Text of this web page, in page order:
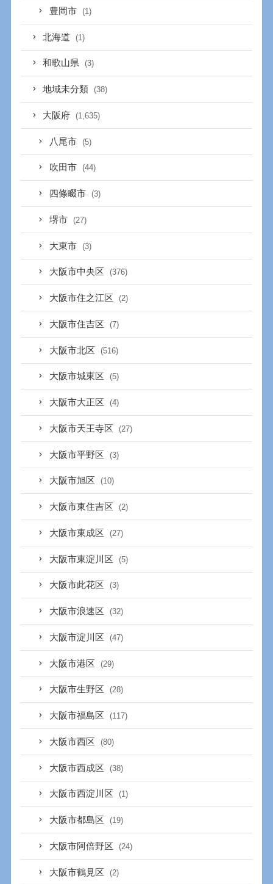
豊岡市 (1)
北海道 (1)
和歌山県 (3)
地域未分類 (38)
大阪府 (1,635)
八尾市 (5)
吹田市 (44)
四條畷市 (3)
堺市 (27)
大東市 (3)
大阪市中央区 (376)
大阪市住之江区 (2)
大阪市住吉区 (7)
大阪市北区 (516)
大阪市城東区 (5)
大阪市大正区 (4)
大阪市天王寺区 (27)
大阪市平野区 (3)
大阪市旭区 (10)
大阪市東住吉区 (2)
大阪市東成区 (27)
大阪市東淀川区 (5)
大阪市此花区 (3)
大阪市浪速区 (32)
大阪市淀川区 (47)
大阪市港区 (29)
大阪市生野区 (28)
大阪市福島区 (117)
大阪市西区 (80)
大阪市西成区 (38)
大阪市西淀川区 (1)
大阪市都島区 (19)
大阪市阿倍野区 (24)
大阪市鶴見区 (2)